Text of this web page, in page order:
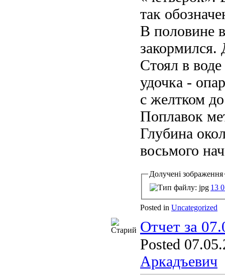
так
В половине
закормился.
Стоял в
удочка -
с желтком
Поплавок
Глубина
восьмого
Долучені зображення
13
Posted in Uncategorized
Отчет за
Posted
Аркадъевич